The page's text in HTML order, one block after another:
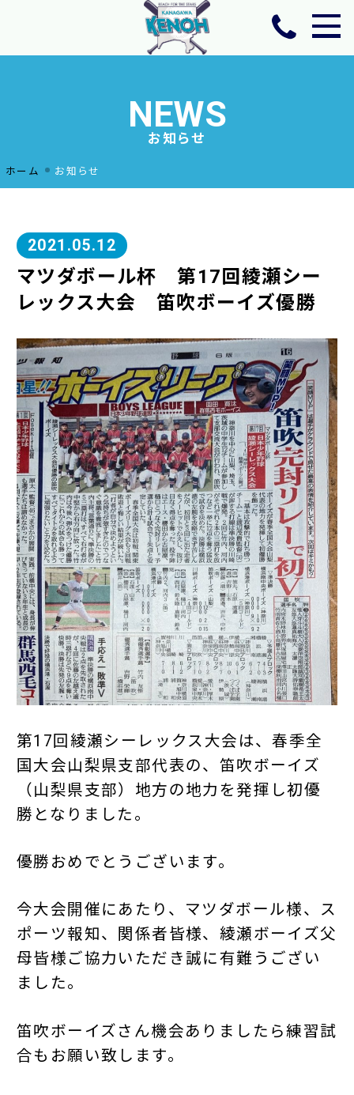
年間予定・活動場所
選手・スタッフ
OB紹介
NEWS
お知らせ
ホーム お知らせ
2021.05.12
マツダボール杯 第17回綾瀬シー
レックス大会 笛吹ボーイズ優勝
第17回綾瀬シーレックス大会は、春季全
国大会山梨県支部代表の、笛吹ボーイズ
（山梨県支部）地方の地力を発揮し初優
勝となりました。
優勝おめでとうございます。
今大会開催にあたり、マツダボール様、ス
ポーツ報知、関係者皆様、綾瀬ボーイズ父
母皆様ご協力いただき誠に有難うござい
ました。
笛吹ボーイズさん機会ありましたら練習試
合もお願い致します。